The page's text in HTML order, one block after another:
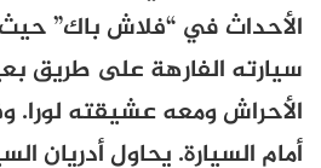
الأحداث في “فلاش باك” حيث
سيارته الفارهة على طريق
الأحراش ومعه عشيقته لورا.
أمام السيارة. يحاول أدريان